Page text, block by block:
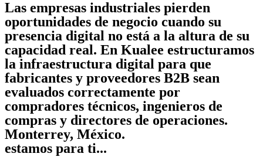
Las empresas industriales pierden
oportunidades de negocio cuando su
presencia digital no está a la altura de su
capacidad real. En Kualee estructuramos
la infraestructura digital para que
fabricantes y proveedores B2B sean
evaluados correctamente por
compradores técnicos, ingenieros de
compras y directores de operaciones.
Monterrey, México.
estamos para ti...